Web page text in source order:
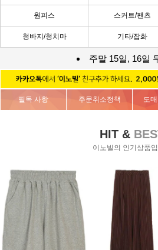
원피스 스커트/팬츠
청바지/청치마 기타/잡화
주말 15일, 16일
필독 사항 주문취소정책 도
HIT &
이노빌의 인기상품